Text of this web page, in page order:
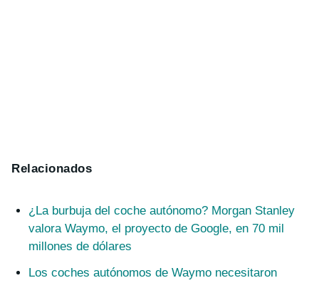
Relacionados
¿La burbuja del coche autónomo? Morgan Stanley
valora Waymo, el proyecto de Google, en 70 mil
millones de dólares
Los coches autónomos de Waymo necesitaron